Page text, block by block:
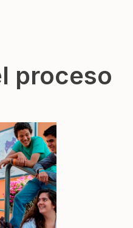
proceso